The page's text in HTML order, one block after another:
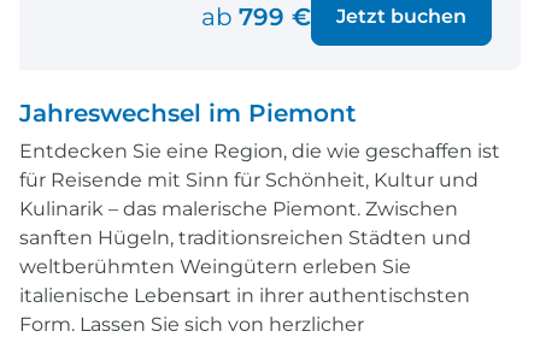
ab 799 € Jetzt buchen
Jahreswechsel im Piemont
Entdecken Sie eine Region, die wie geschaffen ist
für Reisende mit Sinn für Schönheit, Kultur und
Kulinarik – das malerische Piemont. Zwischen
sanften Hügeln, traditionsreichen Städten und
weltberühmten Weingütern erleben Sie
italienische Lebensart in ihrer authentischsten
Form. Lassen Sie sich von herzlicher